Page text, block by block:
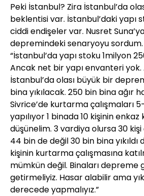
Peki İstanbul? Zira İstanbul’da
beklentisi var. İstanbul’daki yapı
ciddi endişeler var. Nusret
depremindeki senaryoyu sordum.
“İstanbul’da yapı stoku 1milyon
Ancak net bir yapı envanteri yok.
İstanbul’da olası büyük bir
bina yıkılacak. 250 bin bina ağır
Sivrice’de kurtarma çalışmaları
yapılıyor 1 binada 10 kişinin enkaz
düşünelim. 3 vardiya olursa 30 kişi
44 bin de değil 30 bin bina yıkıldı
kişinin kurtarma çalışmasına
mümkün değil. Binaları depreme
getirmeliyiz. Hasar alabilir ama
derecede yapmalıyız.”